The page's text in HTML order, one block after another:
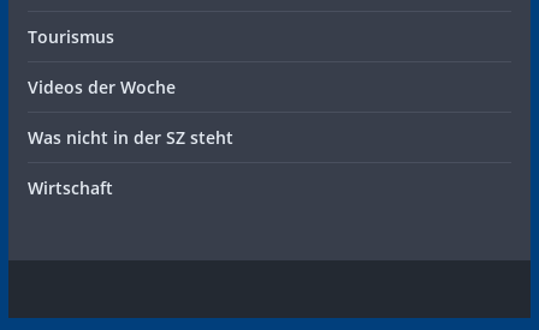
Tourismus
Videos der Woche
Was nicht in der SZ steht
Wirtschaft